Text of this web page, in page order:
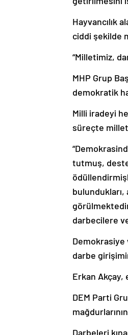
Hayvancılık
ciddi şekilde
“Milletimiz,
MHP Grup
demokratik
Milli iradeyi
süreçte
tutmuş,
darbecilere
Demokrasiye
darbe
Erkan Akçay,
DEM Parti
Darbeleri